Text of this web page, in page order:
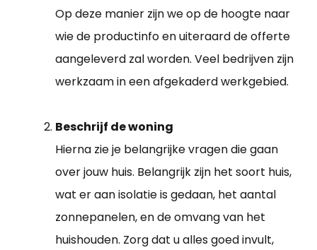
Op deze manier zijn we op de hoogte naar
wie de productinfo en uiteraard de offerte
aangeleverd zal worden. Veel bedrijven zijn
werkzaam in een afgekaderd werkgebied.
Beschrijf de woning
Hierna zie je belangrijke vragen die gaan
over jouw huis. Belangrijk zijn het soort huis,
wat er aan isolatie is gedaan, het aantal
zonnepanelen, en de omvang van het
huishouden. Zorg dat u alles goed invult,